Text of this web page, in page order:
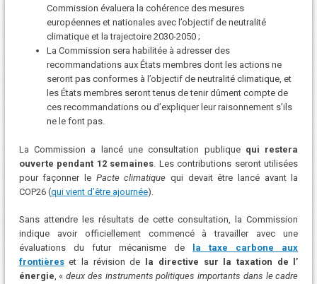
Commission évaluera la cohérence des mesures
européennes et nationales avec l’objectif de neutralité
climatique et la trajectoire 2030-2050 ;
La Commission sera habilitée à adresser des
recommandations aux États membres dont les actions ne
seront pas conformes à l’objectif de neutralité climatique, et
les États membres seront tenus de tenir dûment compte de
ces recommandations ou d’expliquer leur raisonnement s’ils
ne le font pas.
La Commission a lancé une consultation publique qui restera
ouverte pendant 12 semaines . Les contributions seront utilisées
pour façonner le Pacte climatique qui devait être lancé avant la
COP26 (qui vient d’être ajournée).
Sans attendre les résultats de cette consultation, la Commission
indique avoir officiellement commencé à travailler avec une
évaluations du futur mécanisme de
la taxe carbone aux
frontièreset la révision de
la directive sur la taxation de l’
énergie, «deux des instruments politiques importants dans le cadre